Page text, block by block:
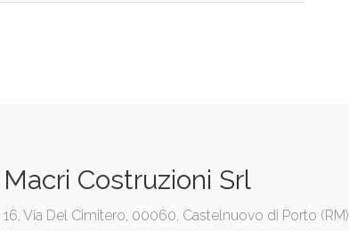
Macri Costruzioni Srl
16, Via Del Cimitero, 00060, Castelnuovo di Porto (RM)